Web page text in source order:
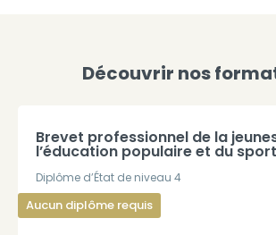
Découvrir nos
Brevet professionnel de la
l’éducation populaire et du sport
Diplôme d’État de niveau 4
Aucun diplôme requis